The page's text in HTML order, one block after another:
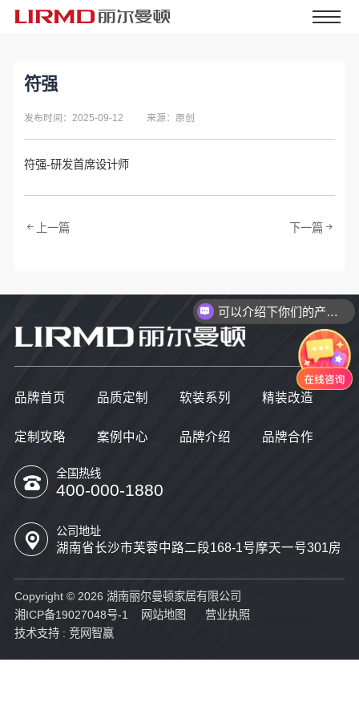
符强
发布时间：2025-09-12 来源：原创
符强-研发首席设计师
上一篇 下一篇
品牌首页 品质定制 软装系列 精装改造
定制攻略 案例中心 品牌介绍 品牌合作
全国热线
400-000-1880
公司地址
湖南省长沙市芙蓉中路二段168-1号摩天一号301房
Copyright © 2026 湖南丽尔曼顿家居有限公司
湘ICP备19027048号-1
网站地图
营业执照
技术支持 : 竞网智赢